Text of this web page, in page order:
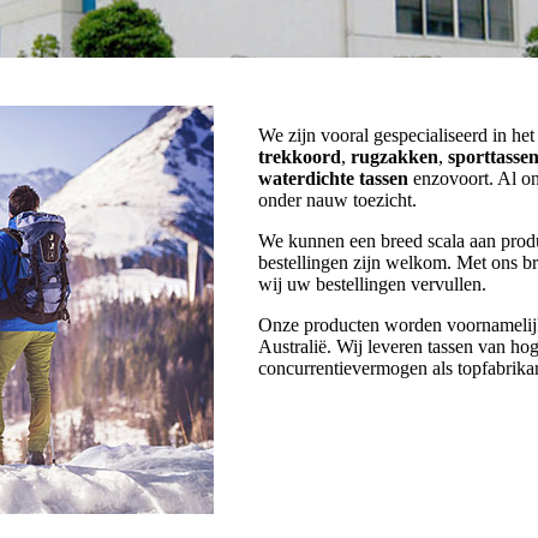
We zijn vooral gespecialiseerd in
trekkoord,rugzakken,
waterdichte tassen enzovoort. Al
onder nauw toezicht.
We kunnen een breed scala aan
bestellingen zijn welkom. Met ons
wij uw bestellingen vervullen.
Onze producten worden
Australië. Wij leveren tassen van
concurrentievermogen als